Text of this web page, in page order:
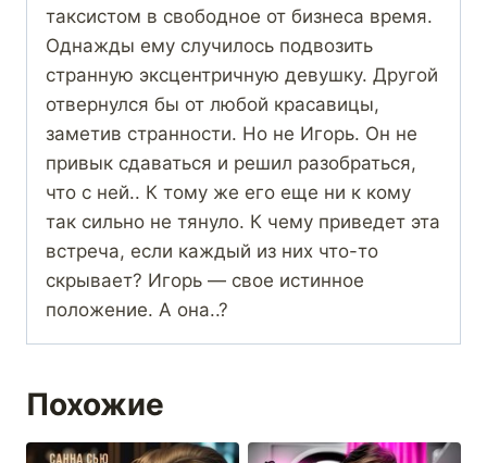
таксистом в свободное от бизнеса время.
Однажды ему случилось подвозить
странную эксцентричную девушку. Другой
отвернулся бы от любой красавицы,
заметив странности. Но не Игорь. Он не
привык сдаваться и решил разобраться,
что с ней.. К тому же его еще ни к кому
так сильно не тянуло. К чему приведет эта
встреча, если каждый из них что-то
скрывает? Игорь — свое истинное
положение. А она..?
Похожие